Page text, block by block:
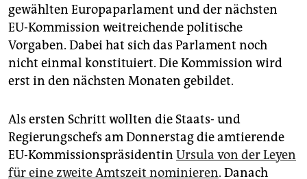
gewählten Europaparlament und der nächsten
EU-Kommission weitreichende politische
Vorgaben. Dabei hat sich das Parlament noch
nicht einmal konstituiert. Die Kommission wird
erst in den nächsten Monaten gebildet.
Als ersten Schritt wollten die Staats- und
Regierungschefs am Donnerstag die amtierende
EU-Kommissionspräsidentin Ursula von der Leyen
für eine zweite Amtszeit nominieren. Danach